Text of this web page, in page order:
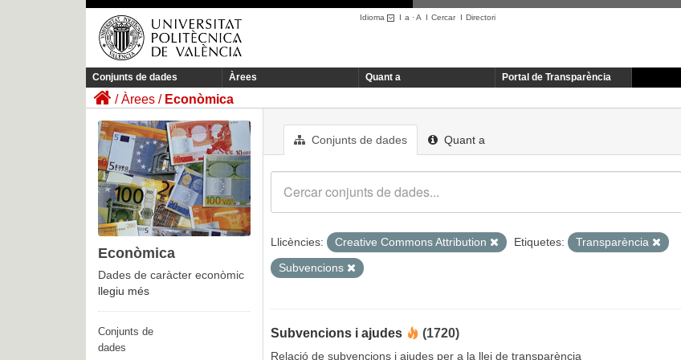
Idioma I a ·A I CercarI Directori
Conjunts de dades Àrees Quant a Portal de Transparència
Àrees Econòmica
Conjunts de dades Quant a
Llicències: Creative Commons Attribution Etiquetes:
Transparència
Subvencions
Subvencions i ajudes (1720)
Relació de subvencions i ajudes per a la llei de transparència
Econòmica
Dades de caràcter econòmic
llegiu més
Conjunts de
dades